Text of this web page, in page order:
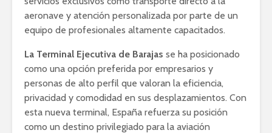
aeronave y atención personalizada por parte de un
equipo de profesionales altamente capacitados.
La Terminal Ejecutiva de Barajas se ha posicionado
como una opción preferida por empresarios y
personas de alto perfil que valoran la eficiencia,
privacidad y comodidad en sus desplazamientos. Con
esta nueva terminal, España refuerza su posición
como un destino privilegiado para la aviación